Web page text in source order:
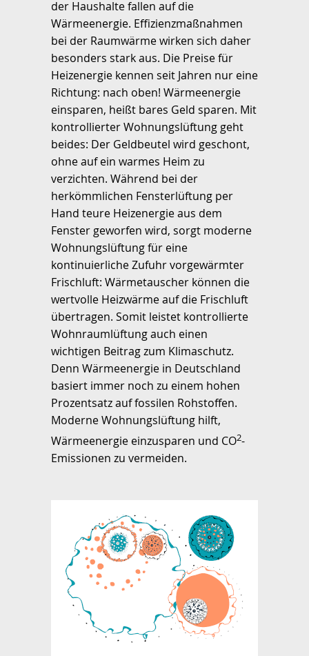
der Haushalte fallen auf die
Wärmeenergie. Effizienzmaßnahmen
bei der Raumwärme wirken sich daher
besonders stark aus. Die Preise für
Heizenergie kennen seit Jahren nur eine
Richtung: nach oben! Wärmeenergie
einsparen, heißt bares Geld sparen. Mit
kontrollierter Wohnungslüftung geht
beides: Der Geldbeutel wird geschont,
ohne auf ein warmes Heim zu
verzichten. Während bei der
herkömmlichen Fensterlüftung per
Hand teure Heizenergie aus dem
Fenster geworfen wird, sorgt moderne
Wohnungslüftung für eine
kontinuierliche Zufuhr vorgewärmter
Frischluft: Wärmetauscher können die
wertvolle Heizwärme auf die Frischluft
übertragen. Somit leistet kontrollierte
Wohnraumlüftung auch einen
wichtigen Beitrag zum Klimaschutz.
Denn Wärmeenergie in Deutschland
basiert immer noch zu einem hohen
Prozentsatz auf fossilen Rohstoffen.
Moderne Wohnungslüftung hilft,
Wärmeenergie einzusparen und CO2-
Emissionen zu vermeiden.